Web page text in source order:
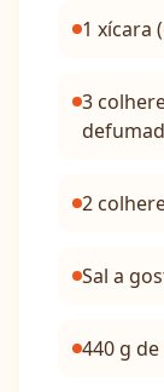
1 xícara
3
2
Sal a
440 g